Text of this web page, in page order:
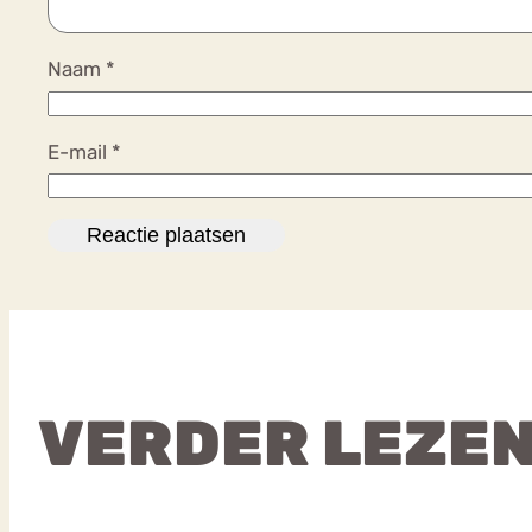
Naam *
E-mail *
VERDER